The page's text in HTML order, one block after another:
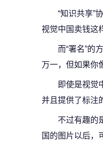
“知识共享”
视觉中国卖钱这
而“署名”的
万一，但如果你
即使是视觉
并且提供了标注
不过有趣的
国的图片以后，